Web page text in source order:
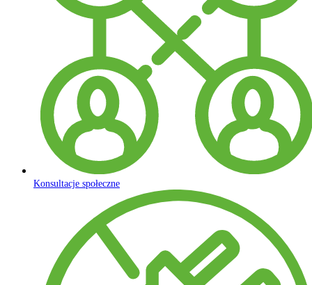
Konsultacje społeczne